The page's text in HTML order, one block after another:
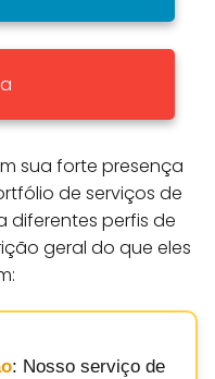
sua forte presença
de serviços de
perfis de
geral do que eles
: Nosso serviço de